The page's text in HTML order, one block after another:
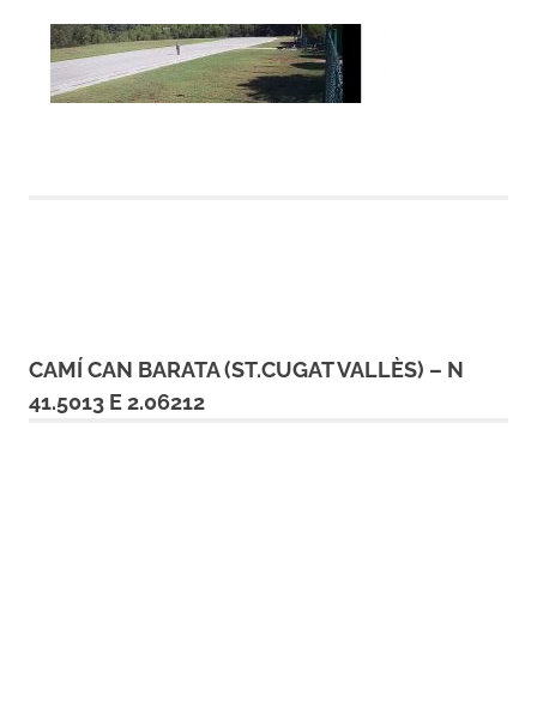
CAMÍ CAN BARATA (ST.CUGAT VALLÈS) – N
41.5013 E 2.06212